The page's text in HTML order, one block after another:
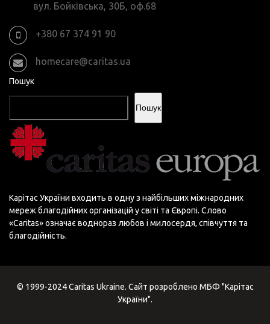
вул. Бойківська, 30Б, оф.68
+380 67 374 91 90
homecare@caritas.ua
Пошук
Пошук
Карітас України входить в одну з найбільших міжнародних
мереж благодійних організацій у світі та Європі. Слово
«Сaritas» означає воднораз любов і милосердя, співчуття та
благодійність.
© 1999-2024 Caritas Ukraine. Сайт розроблено МБФ "Карітас
України".